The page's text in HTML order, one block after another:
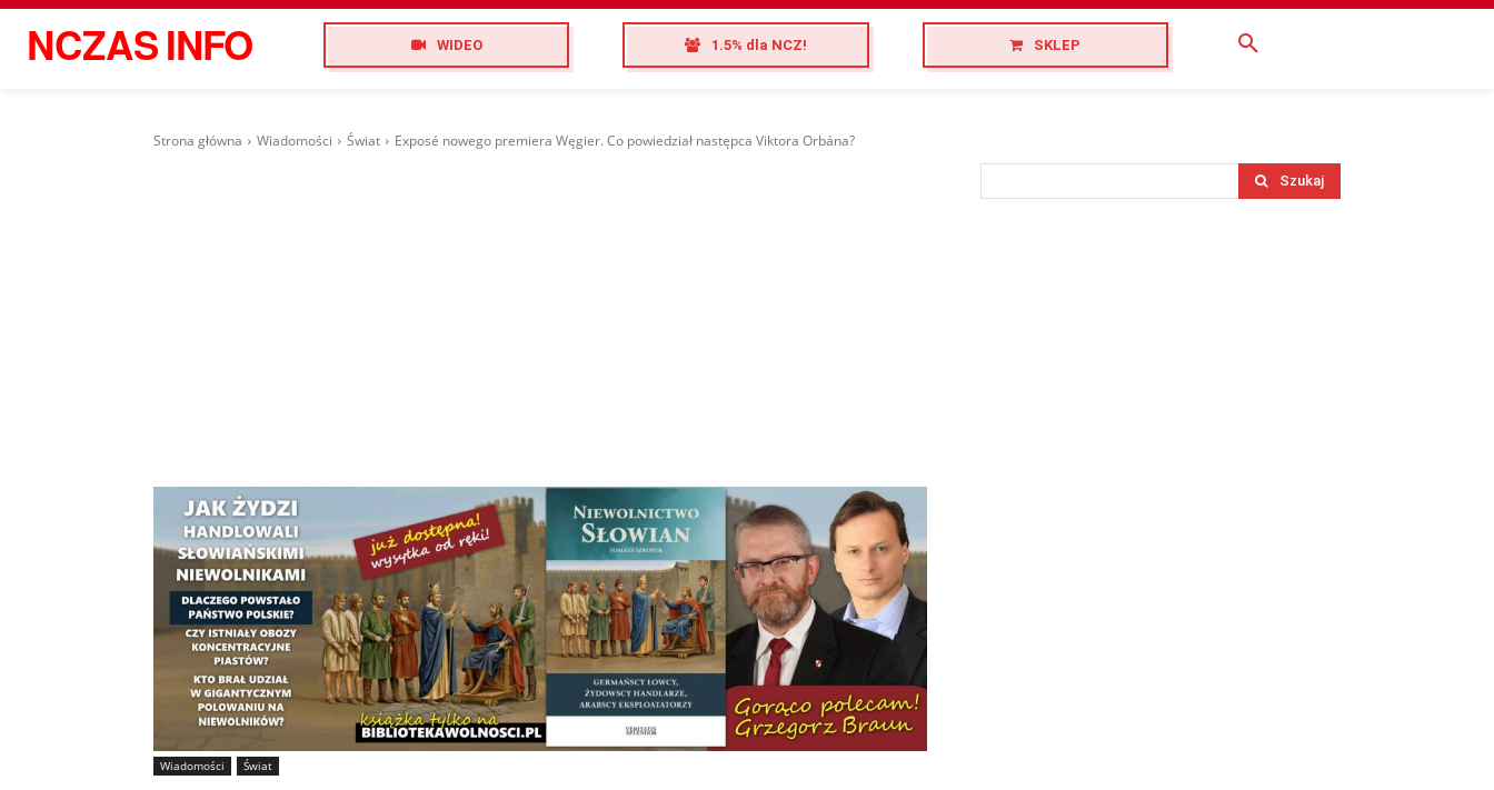
NCZASINFO WIDEO 1.5% dla NCZ! SKLEP
Strona główna Wiadomości Świat Exposé nowego premiera Węgier. Co powiedział następca Viktora Orbána?
Wiadomości Świat
Szukaj